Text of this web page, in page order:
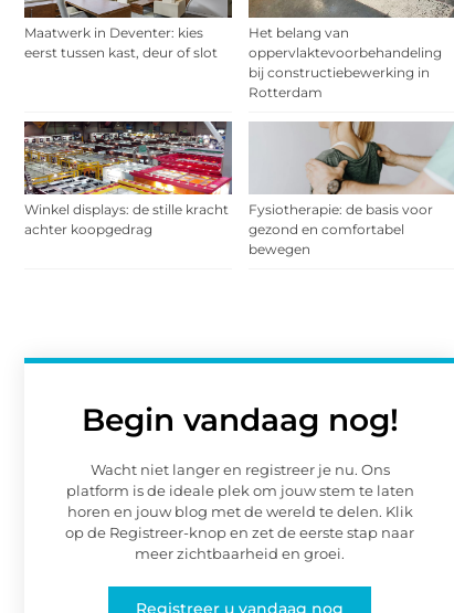
Maatwerk in Deventer: kies
eerst tussen kast, deur of slot
Het belang van
oppervlaktevoorbehandeling
bij constructiebewerking in
Rotterdam
Winkel displays: de stille kracht
achter koopgedrag
Fysiotherapie: de basis voor
gezond en comfortabel
bewegen
Begin vandaag nog!
Wacht niet langer en registreer je nu. Ons
platform is de ideale plek om jouw stem te laten
horen en jouw blog met de wereld te delen. Klik
op de Registreer-knop en zet de eerste stap naar
meer zichtbaarheid en groei.
Registreer u vandaag nog